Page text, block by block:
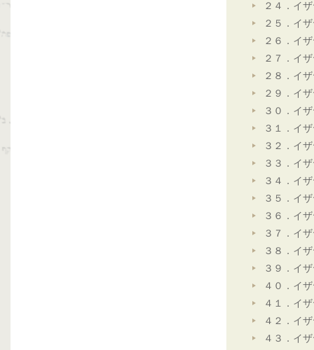
２４．イ
２５．イ
２６．イ
２７．イ
２８．イ
２９．イ
３０．イ
３１．イ
３２．イ
３３．イ
３４．イ
３５．イ
３６．イ
３７．イ
３８．イ
３９．イ
４０．イ
４１．イ
４２．イ
４３．イ